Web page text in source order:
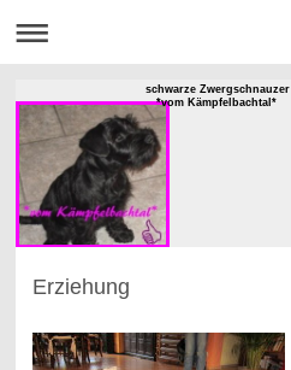
schwarze Zwergschnauzer
*vom Kämpfelbachtal*
Erziehung